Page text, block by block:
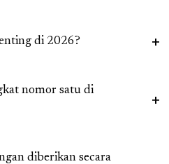
di 2026?
nomor satu di
diberikan secara